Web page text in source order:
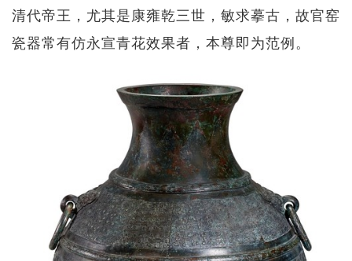
清代帝王，尤其是康雍乾三世，敏求摹古，故官窑
瓷器常有仿永宣青花效果者，本尊即为范例。